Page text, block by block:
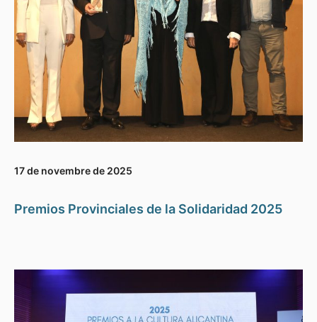
17 de novembre de 2025
Premios Provinciales de la Solidaridad 2025